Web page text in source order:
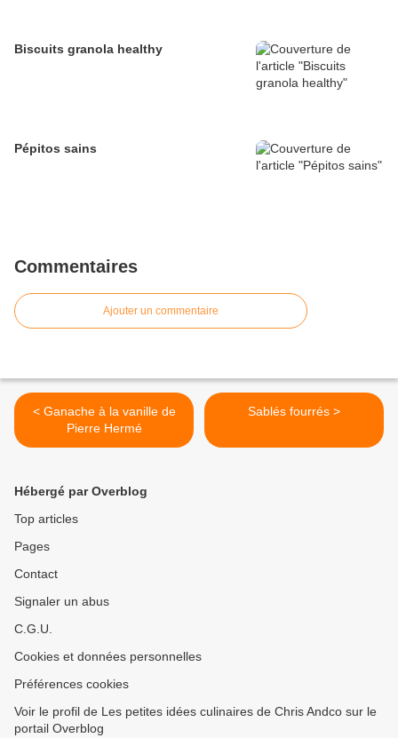
Biscuits granola healthy
Pépitos sains
Commentaires
Ajouter un commentaire
< Ganache à la vanille de
Pierre Hermé
Sablés fourrés >
Hébergé par Overblog
Top articles
Pages
Contact
Signaler un abus
C.G.U.
Cookies et données personnelles
Préférences cookies
Voir le profil de Les petites idées culinaires de Chris Andco sur le
portail Overblog